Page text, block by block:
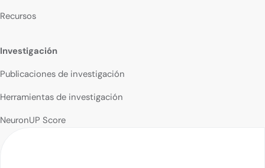
Recursos
Investigación
Publicaciones de investigación
Herramientas de investigación
NeuronUP Score